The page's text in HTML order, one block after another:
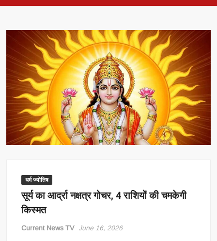
धर्म ज्योतिष
सूर्य का आर्द्रा नक्षत्र गोचर, 4 राशियों की चमकेगी
किस्मत
Current News TV June 16, 2026